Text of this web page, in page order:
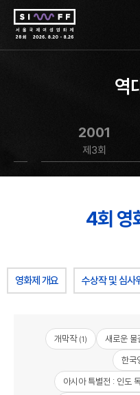
역
2001
제3회
4회
영화제 개요 수상작 및 심사
개막작(1) 새로운 물
한국
아시아 특별전 : 인도